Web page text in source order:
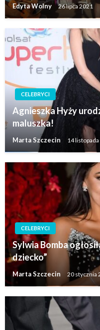
Edyta Wolny 26 lipca 2021
CELEBRYCI
Agnieszka Hyży
maluszka!
Marta Szczecin 14 listopada
CELEBRYCI
Sylwia Bomba
dziecko”
Marta Szczecin 20 stycznia